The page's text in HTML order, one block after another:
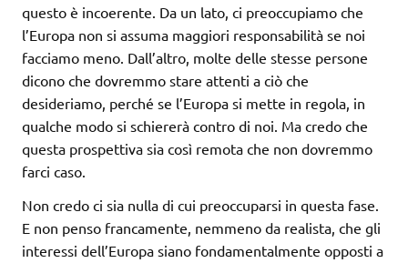
questo è incoerente. Da un lato, ci preoccupiamo che
l’Europa non si assuma maggiori responsabilità se noi
facciamo meno. Dall’altro, molte delle stesse persone
dicono che dovremmo stare attenti a ciò che
desideriamo, perché se l’Europa si mette in regola, in
qualche modo si schiererà contro di noi. Ma credo che
questa prospettiva sia così remota che non dovremmo
farci caso.
Non credo ci sia nulla di cui preoccuparsi in questa fase.
E non penso francamente, nemmeno da realista, che gli
interessi dell’Europa siano fondamentalmente opposti a